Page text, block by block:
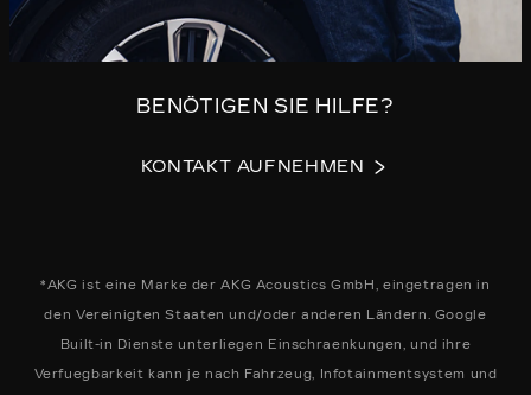
BENÖTIGEN SIE HILFE?
KONTAKT AUFNEHMEN
*AKG ist eine Marke der AKG Acoustics GmbH, eingetragen in
den Vereinigten Staaten und/oder anderen Ländern. Google
Built-in Dienste unterliegen Einschraenkungen, und ihre
Verfuegbarkeit kann je nach Fahrzeug, Infotainmentsystem und